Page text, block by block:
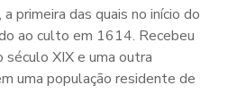
primeira das quais no início do
ao culto em 1614. Recebeu
século XIX e uma outra
uma população residente de